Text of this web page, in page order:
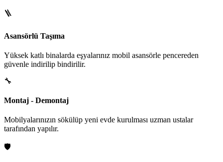
🪜
Asansörlü Taşıma
Yüksek katlı binalarda eşyalarınız mobil asansörle pencereden
güvenle indirilip bindirilir.
🔧
Montaj - Demontaj
Mobilyalarınızın sökülüp yeni evde kurulması uzman ustalar
tarafından yapılır.
🛡️